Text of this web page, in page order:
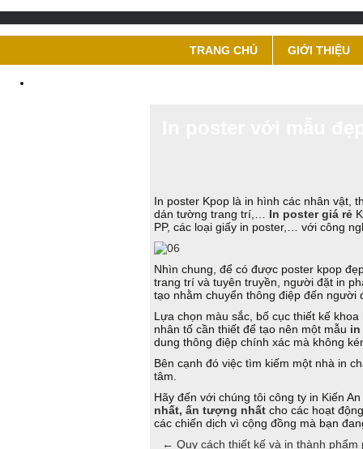
TRANG CHỦ GIỚI THIỆU
In poster Kpop là in hình các nhân vật,
dán tường trang trí,… In poster giá rẻ
PP, các loại giấy in poster,… với công
Nhìn chung, để có được poster kpop
trang trí và tuyên truyền, người đặt in
tạo nhằm chuyển thông điệp đến người
Lựa chọn màu sắc, bố cục thiết kế
nhân tố cần thiết để tạo nên một mẫu in
dung thông điệp chính xác mà không
Bên cạnh đó việc tìm kiếm một nhà in
tâm.
Hãy đến với chúng tôi công ty in Kiến
nhất, ấn tượng nhất cho các hoạt
các chiến dịch vì cộng đồng mà bạn
← Quy cách thiết kế và in thành